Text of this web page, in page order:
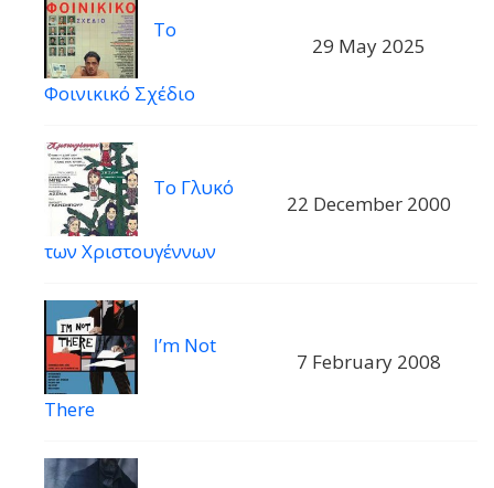
Το
Φοινικικό Σχέδιο
29 May 2025
Το Γλυκό
των Χριστουγέννων
22 December 2000
I’m Not
There
7 February 2008